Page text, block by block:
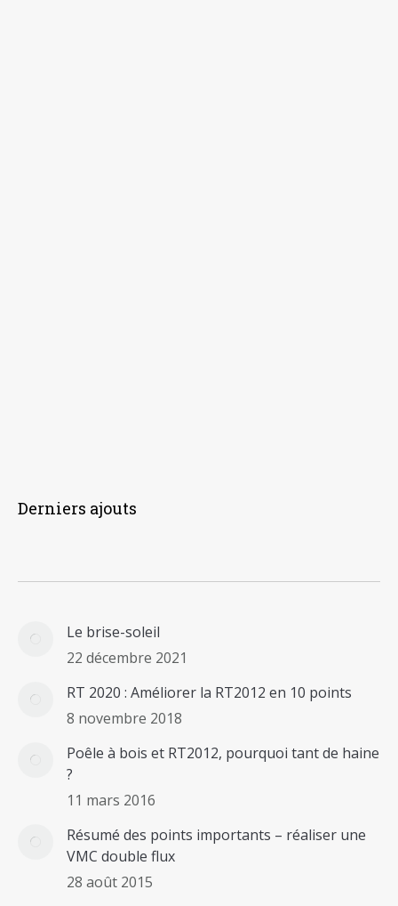
Derniers ajouts
Le brise-soleil
22 décembre 2021
RT 2020 : Améliorer la RT2012 en 10 points
8 novembre 2018
Poêle à bois et RT2012, pourquoi tant de haine
?
11 mars 2016
Résumé des points importants – réaliser une
VMC double flux
28 août 2015